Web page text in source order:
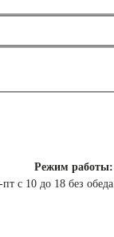
Режим работы:
с 10 до 18 без обеда